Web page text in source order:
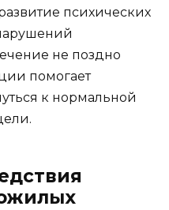
психических
не поздно
помогает
к нормальной